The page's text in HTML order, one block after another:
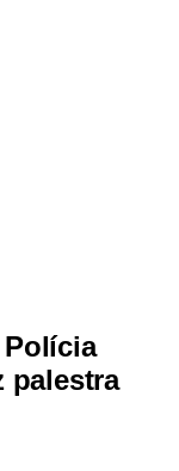
Polícia
palestra